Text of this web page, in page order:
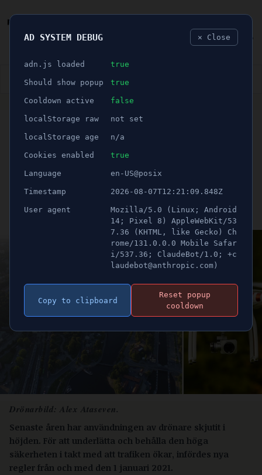
👮🏻‍♂️ BLÅLJUS ÅSIKTER SPORT
ANNONS
SÖDERTÄLJE KOMMUN
Så många har tillstånd att
flyga drönare i Nykvarn
och Södertälje
Publicerad 2 mars 2022 01:00
Uppdaterad 16 juni 2026 22:49
Drönarbild: Alex Ataseven.
Senaste åren har användningen av drönare skjutit i
höjden. För att underlätta och behålla den höga
säkerheten i takt med att trafiken ökar, infördes nya
regler från och med den 1 januari 2021.
AD SYSTEM DEBUG ✕ Close
adn.js loaded true
Should show popup true
Cooldown active false
localStorage raw not set
localStorage age n/a
Cookies enabled true
Language en-US@posix
Timestamp 2026-08-07T12:21:09.848Z
User agent
Mozilla/5.0 (Linux; Android
14; Pixel 8) AppleWebKit/53
7.36 (KHTML, like Gecko) Ch
rome/131.0.0.0 Mobile Safar
i/537.36; ClaudeBot/1.0; +c
laudebot@anthropic.com)
Copy to clipboard
Reset popup
cooldown